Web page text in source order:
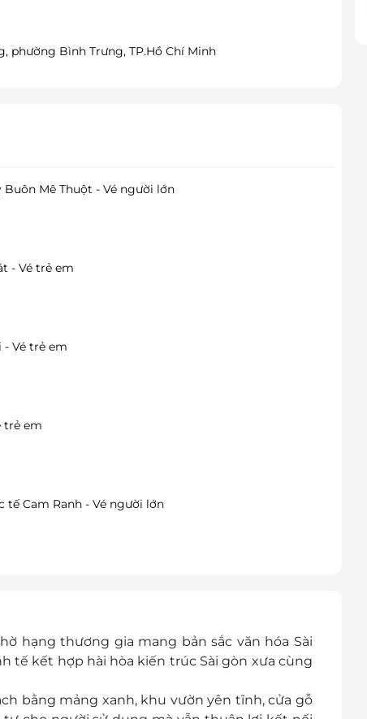
phường Bình Trưng, TP.Hồ Chí Minh
Mê Thuột - Vé người lớn
- Vé trẻ em
- Vé trẻ em
trẻ em
tế Cam Ranh - Vé người lớn
hạng thương gia mang bản sắc văn hóa Sài
tế kết hợp hài hòa kiến trúc Sài gòn xưa cùng
bằng mảng xanh, khu vườn yên tĩnh, cửa gỗ